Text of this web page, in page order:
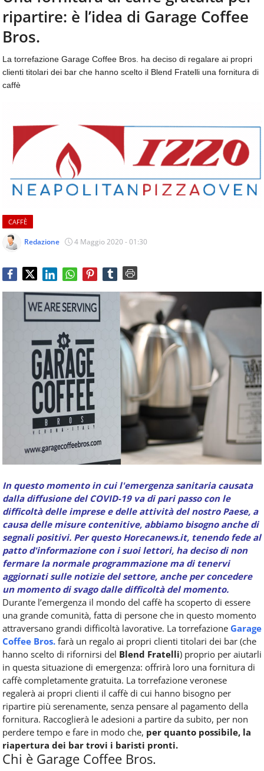
aggiornamenti
quotidiani
temi
come
ospitalità,
ristorazione,
catering
e
articoli
sul
mondo
dei
consumi
fuoricasa,
Food
Service
e
tutte
comparto
Horeca.
CONTATTI
ripartire: è l’idea di Garage Coffee
Bros.
La torrefazione Garage Coffee Bros. ha deciso di regalare ai propri
clienti titolari dei bar che hanno scelto il Blend Fratelli una fornitura di
caffè
CAFFÈ
Redazione 4 Maggio 2020 - 01:30
In questo momento in cui l'emergenza sanitaria causata
dalla diffusione del COVID-19 va di pari passo con le
difficoltà delle imprese e delle attività del nostro Paese, a
causa delle misure contenitive, abbiamo bisogno anche di
segnali positivi. Per questo Horecanews.it, tenendo fede al
patto d'informazione con i suoi lettori, ha deciso di non
fermare la normale programmazione ma di tenervi
aggiornati sulle notizie del settore, anche per concedere
un momento di svago dalle difficoltà del momento.
Durante l’emergenza il mondo del caffè ha scoperto di essere
una grande comunità, fatta di persone che in questo momento
attraversano grandi difficoltà lavorative. La torrefazione Garage
Coffee Bros. farà un regalo ai propri clienti titolari dei bar (che
hanno scelto di rifornirsi del Blend Fratelli) proprio per aiutarli
in questa situazione di emergenza: offrirà loro una fornitura di
caffè completamente gratuita. La torrefazione veronese
regalerà ai propri clienti il caffè di cui hanno bisogno per
ripartire più serenamente, senza pensare al pagamento della
fornitura. Raccoglierà le adesioni a partire da subito, per non
perdere tempo e fare in modo che, per quanto possibile, la
riapertura dei bar trovi i baristi pronti.
Chi è Garage Coffee Bros.